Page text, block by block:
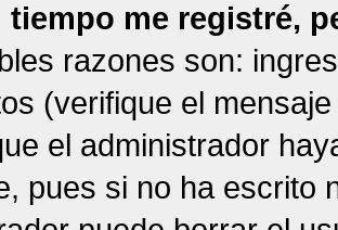
tiempo me registré,
razones son:
(verifique el
el administrador
pues si no ha escrito